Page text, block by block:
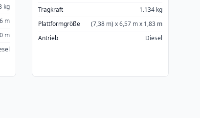
kg
m
m
Tragkraft
1.134 kg
Plattformgröße
(7,38 m) x 6,57 m x 1,83 m
Antrieb
Diesel